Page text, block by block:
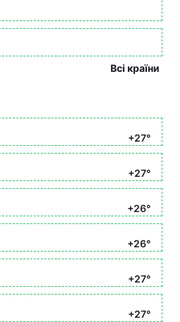
Всі країни
+27°
+27°
+26°
+26°
+27°
+27°